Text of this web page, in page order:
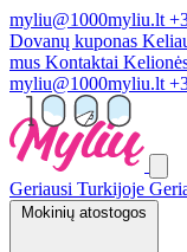
myliu@1000myliu.lt
Dovanų kuponas
mus Kontaktai
myliu@1000myliu.lt
Geriausi Turkijoje
Mokinių atostogos